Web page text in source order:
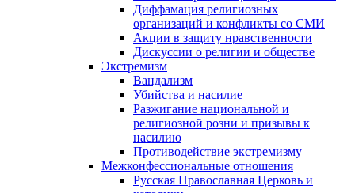
Диффамация религиозных
организаций и конфликты со СМИ
Акции в защиту нравственности
Дискуссии о религии и обществе
Экстремизм
Вандализм
Убийства и насилие
Разжигание национальной и
религиозной розни и призывы к
насилию
Противодействие экстремизму
Межконфессиональные отношения
Русская Православная Церковь и